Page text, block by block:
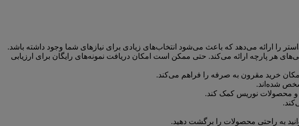
را ارائه می‌دهد که باعث می‌شود انتخاب‌های زیادی برای نیازهای شما وجود داشته باشد.
هر پارچه ارائه می‌کند. حتی ممکن است امکان دریافت نمونه‌‌های رایگان برای ارزیابی
خرید مقرون به صرفه را فراهم می‌کند.
شده‌اند.
و محصولات نوریس کمک کند.
به راحتی محصولات را برگشت دهید.